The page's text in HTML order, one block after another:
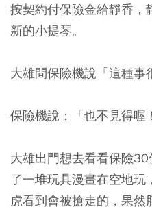
按契約付保險金給靜香，
新的小提琴。
大雄問保險機說「這種事
保險機說：「也不見得喔
大雄出門想去看看保險
了一堆玩具漫畫在空地
虎看到會被搶走的，果然